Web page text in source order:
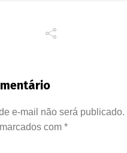
e-mail não será publicado.
com *